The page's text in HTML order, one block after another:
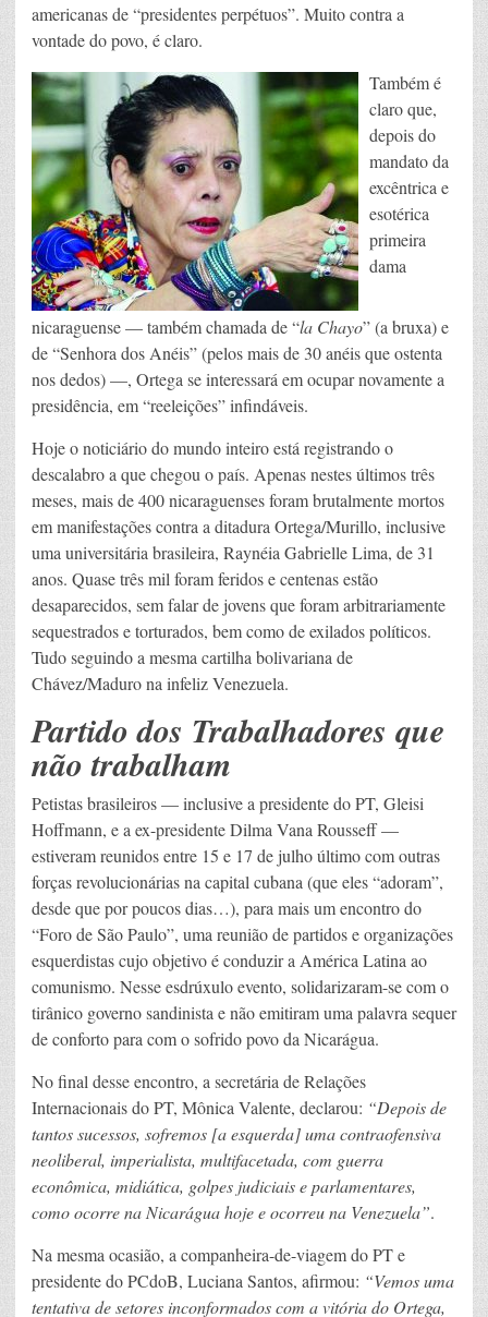
americanas de “presidentes perpétuos”. Muito contra a
vontade do povo, é claro.
Também é
claro que,
depois do
mandato da
excêntrica e
esotérica
primeira
dama
nicaraguense — também chamada de “la Chayo” (a bruxa) e
de “Senhora dos Anéis” (pelos mais de 30 anéis que ostenta
nos dedos) —, Ortega se interessará em ocupar novamente a
presidência, em “reeleições” infindáveis.
Hoje o noticiário do mundo inteiro está registrando o
descalabro a que chegou o país. Apenas nestes últimos três
meses, mais de 400 nicaraguenses foram brutalmente mortos
em manifestações contra a ditadura Ortega/Murillo, inclusive
uma universitária brasileira, Raynéia Gabrielle Lima, de 31
anos. Quase três mil foram feridos e centenas estão
desaparecidos, sem falar de jovens que foram arbitrariamente
sequestrados e torturados, bem como de exilados políticos.
Tudo seguindo a mesma cartilha bolivariana de
Chávez/Maduro na infeliz Venezuela.
Partido dos Trabalhadores que
não trabalham
Petistas brasileiros — inclusive a presidente do PT, Gleisi
Hoffmann, e a ex-presidente Dilma Vana Rousseff —
estiveram reunidos entre 15 e 17 de julho último com outras
forças revolucionárias na capital cubana (que eles “adoram”,
desde que por poucos dias…), para mais um encontro do
“Foro de São Paulo”, uma reunião de partidos e organizações
esquerdistas cujo objetivo é conduzir a América Latina ao
comunismo. Nesse esdrúxulo evento, solidarizaram-se com o
tirânico governo sandinista e não emitiram uma palavra sequer
de conforto para com o sofrido povo da Nicarágua.
No final desse encontro, a secretária de Relações
Internacionais do PT, Mônica Valente, declarou: “Depois de
tantos sucessos, sofremos [a esquerda] uma contraofensiva
neoliberal, imperialista, multifacetada, com guerra
econômica, midiática, golpes judiciais e parlamentares,
como ocorre na Nicarágua hoje e ocorreu na Venezuela”.
Na mesma ocasião, a companheira-de-viagem do PT e
presidente do PCdoB, Luciana Santos, afirmou: “Vemos uma
tentativa de setores inconformados com a vitória do Ortega,